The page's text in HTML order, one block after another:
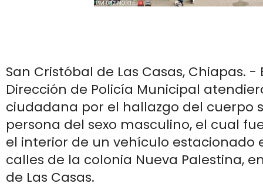
San Cristóbal de Las Casas, Chiapas.
Dirección de Policía Municipal
ciudadana por el hallazgo del cuerpo
persona del sexo masculino, el cual
el interior de un vehículo estacionado
calles de la colonia Nueva Palestina,
de Las Casas.